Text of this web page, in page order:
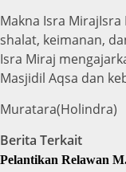
Makna Isra
shalat, keimanan,
Isra Miraj
Masjidil Aqsa dan
Muratara(Holindra)
Berita Terkait
Pelantikan Relawan